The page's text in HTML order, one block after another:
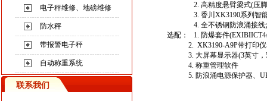
电子秤维修、地磅维修
防水秤
带报警电子秤
自动称重系统
联系我们
2. 高精度悬臂梁式(压脚
3. 香川XK3190系列智能
4. 全不锈钢防浪涌接
选配： 1. 防爆套件
2. XK3190-A9P带打印仪
3. 大屏幕显示器(3英寸，5
4. 称重管理软件
5. 防浪涌电源保护器、